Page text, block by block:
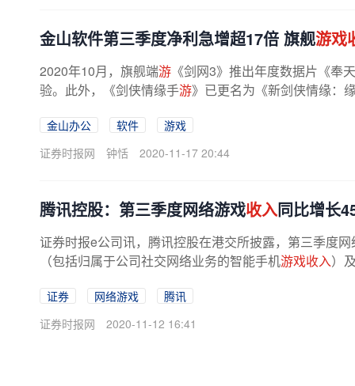
金山软件第三季度净利急增超17倍 旗舰游戏
2020年10月，旗舰端游 《剑网3》推出年度数据片《奉
验。此外，《剑侠情缘手游》已更名为《新剑侠情缘：
金山办公 软件
游戏
证券时报网
钟恬 2020-11-17 20:44
腾讯控股：第三季度网络游戏收入同比增长
证券时报e公司讯，腾讯控股在港交所披露，第三季度
（包括归属于公司社交网络业务的智能手机游戏收入）
证券 网络游戏
腾讯
证券时报网
2020-11-12 16:41